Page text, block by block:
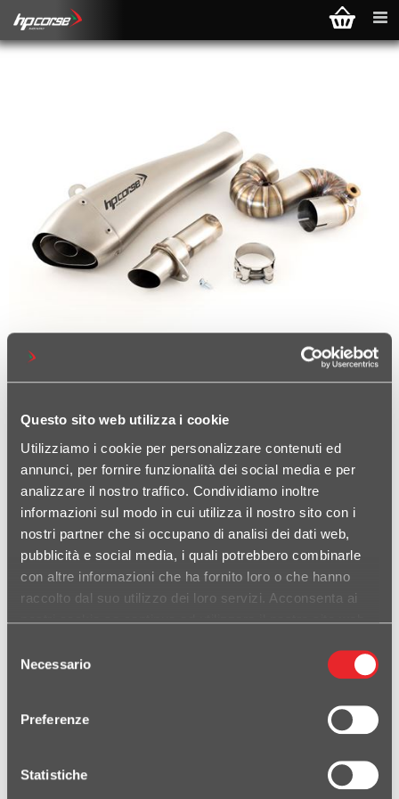
Questo sito web utilizza i cookie
Utilizziamo i cookie per personalizzare contenuti ed
annunci, per fornire funzionalità dei social media e per
analizzare il nostro traffico. Condividiamo inoltre
informazioni sul modo in cui utilizza il nostro sito con i
nostri partner che si occupano di analisi dei dati web,
pubblicità e social media, i quali potrebbero combinarle
con altre informazioni che ha fornito loro o che hanno
raccolto dal suo utilizzo dei loro servizi. Acconsenta ai
nostri cookie se continua ad utilizzare il nostro sito web.
delNecessario
Preferenze
Statistiche
TERMINALE HYDROFORM SATIN
HONDA CBR 1000 RR 2008-2013